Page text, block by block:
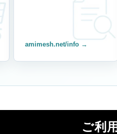
amimesh.net/info →
ご利